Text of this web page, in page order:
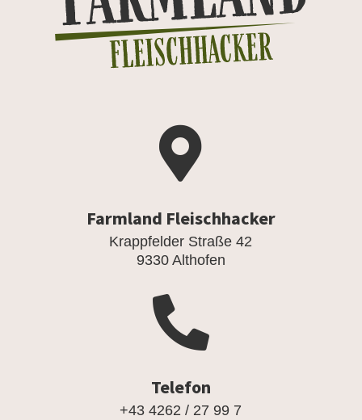

Farmland Fleischhacker
Krappfelder Straße 42
9330 Althofen

Telefon
+43 4262 / 27 99 7